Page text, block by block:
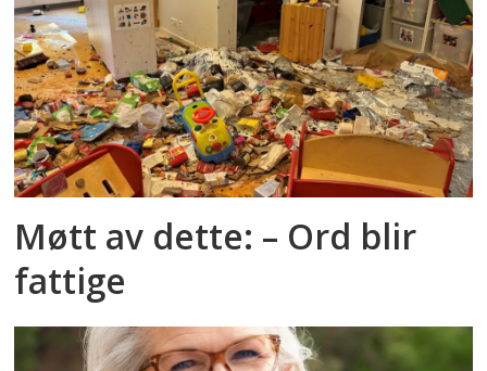
Møtt av dette: – Ord blir
fattige